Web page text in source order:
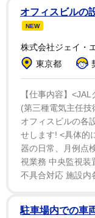
ー。 さきほど、
左手に「願いによ
った写真を公開。
が、 それも今日
「これからのこ
結んだ吉田アナ。
ールナイトニッポ
ています」「これ
動を楽しみにして
オフィスビルの
NEW
株式会社ジェイ・
東京都
【仕事内容】
(第三種電気主任
オフィスビルの各
せします! <具体的
器の日常、月例点
視業務 中央監視装
不具合対応 施設内
駐車場内での車